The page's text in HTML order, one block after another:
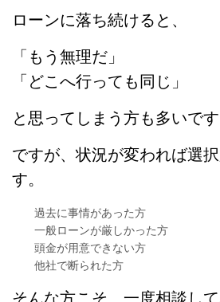
ローンに落ち続けると、
「もう無理だ」
「どこへ行っても同じ」
と思ってしまう方も多いです
ですが、状況が変われば選
す。
過去に事情があった方
一般ローンが厳しかった方
頭金が用意できない方
他社で断られた方
そんな方こそ、一度相談して